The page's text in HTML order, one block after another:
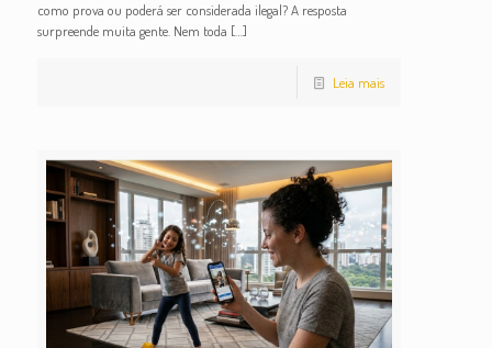
como prova ou poderá ser considerada ilegal? A resposta
surpreende muita gente. Nem toda […]
Leia mais